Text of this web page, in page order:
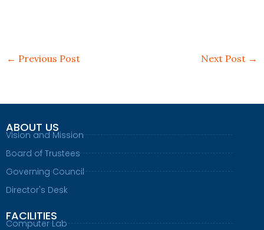
← Previous Post Next Post →
ABOUT US
Vision and Mission
Board of Trustees
Governing Council
Director's Desk
FACILITIES
Computer Lab